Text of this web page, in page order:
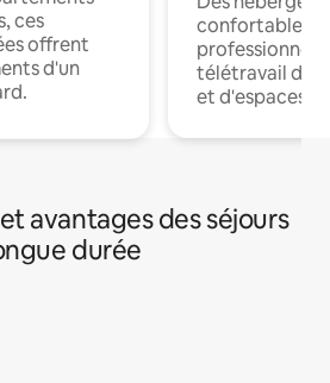
ces
offrent
d'un
confortables
professionnels
télétravail
et d'espaces
avantages des séjours
durée